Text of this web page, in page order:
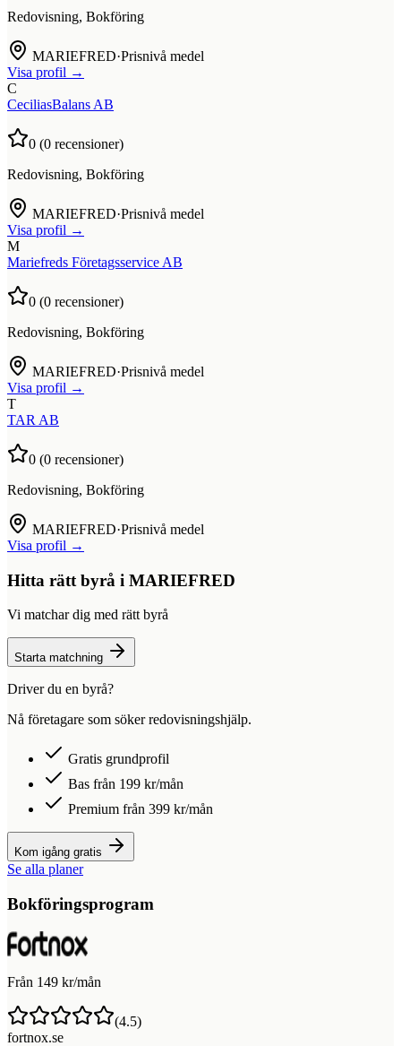
Redovisning, Bokföring
MARIEFRED·Prisnivå medel
Visa profil →
C
CeciliasBalans AB
0 (0 recensioner)
Redovisning, Bokföring
MARIEFRED·Prisnivå medel
Visa profil →
M
Mariefreds Företagsservice AB
0 (0 recensioner)
Redovisning, Bokföring
MARIEFRED·Prisnivå medel
Visa profil →
T
TAR AB
0 (0 recensioner)
Redovisning, Bokföring
MARIEFRED·Prisnivå medel
Visa profil →
Hitta rätt byrå i MARIEFRED
Vi matchar dig med rätt byrå
Starta matchning
Driver du en byrå?
Nå företagare som söker redovisningshjälp.
Gratis grundprofil
Bas från 199 kr/mån
Premium från 399 kr/mån
Kom igång gratis
Se alla planer
Bokföringsprogram
Från 149 kr/mån
(4.5)
fortnox.se